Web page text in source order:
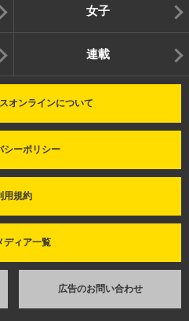
女子
連載
オンラインについて
シーポリシー
用規約
ディア一覧
広告のお問い合わせ